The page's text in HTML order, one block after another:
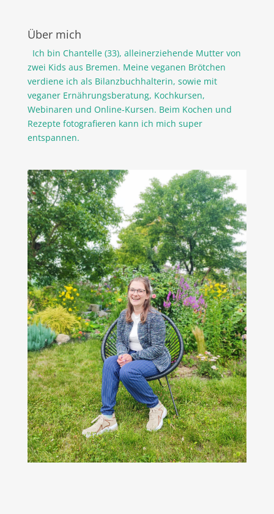
Über mich
Ich bin Chantelle (33), alleinerziehende Mutter von
zwei Kids aus Bremen. Meine veganen Brötchen
verdiene ich als Bilanzbuchhalterin, sowie mit
veganer Ernährungsberatung, Kochkursen,
Webinaren und Online-Kursen. Beim Kochen und
Rezepte fotografieren kann ich mich super
entspannen.